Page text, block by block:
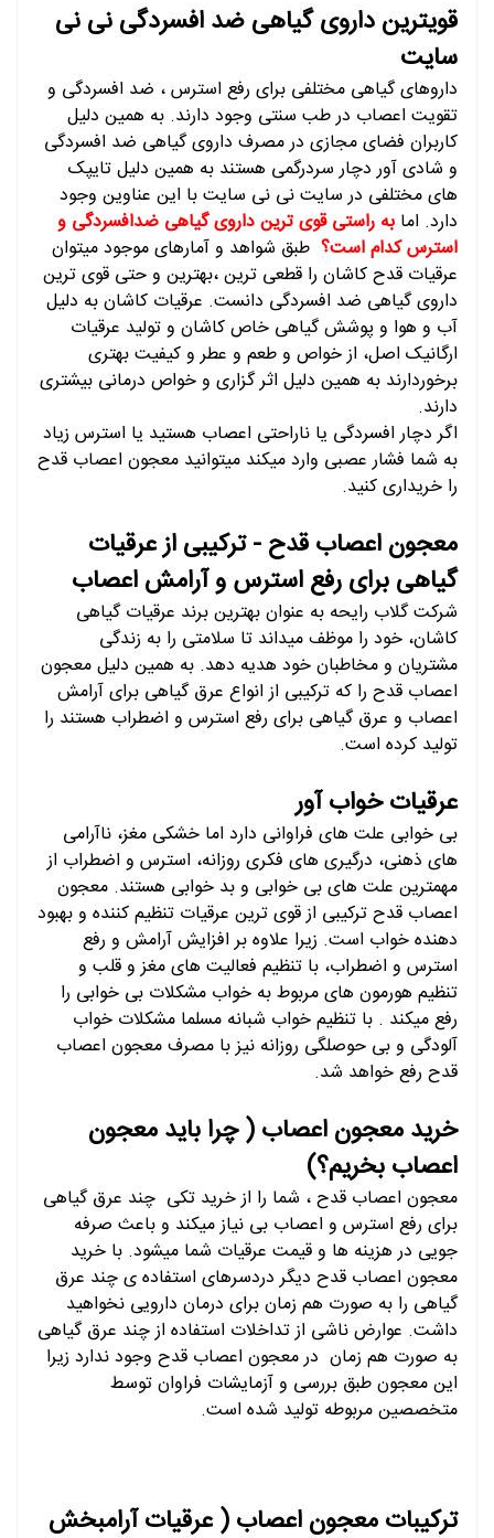
قویترین داروی گیاهی ضد افسردگی نی نی
سایت
داروهای گیاهی مختلفی برای رفع استرس ، ضد افسردگی و
تقویت اعصاب در طب سنتی وجود دارند. به همین دلیل
کاربران فضای مجازی در مصرف داروی گیاهی ضد افسردگی
و شادی آور دچار سردرگمی هستند به همین دلیل تایپک
های مختلفی در سایت نی نی سایت با این عناوین وجود
دارد. اما به راستی قوی ترین داروی گیاهی ضدافسردگی و
استرس کدام است؟ طبق شواهد و آمارهای موجود میتوان
عرقیات قدح کاشان را قطعی ترین ،بهترین و حتی قوی ترین
داروی گیاهی ضد افسردگی دانست. عرقیات کاشان به دلیل
آب و هوا و پوشش گیاهی خاص کاشان و تولید عرقیات
ارگانیک اصل، از خواص و طعم و عطر و کیفیت بهتری
برخوردارند به همین دلیل اثر گزاری و خواص درمانی بیشتری
دارند.
اگر دچار افسردگی یا ناراحتی اعصاب هستید یا استرس زیاد
به شما فشار عصبی وارد میکند میتوانید معجون اعصاب قدح
را خریداری کنید.
معجون اعصاب قدح - ترکیبی از عرقیات
گیاهی برای رفع استرس و آرامش اعصاب
شرکت گلاب رایحه به عنوان بهترین برند عرقیات گیاهی
کاشان، خود را موظف میداند تا سلامتی را به زندگی
مشتریان و مخاطبان خود هدیه دهد. به همین دلیل معجون
اعصاب قدح را که ترکیبی از انواع عرق گیاهی برای آرامش
اعصاب و عرق گیاهی برای رفع استرس و اضطراب هستند را
تولید کرده است.
عرقیات خواب آور
بی خوابی علت های فراوانی دارد اما خشکی مغز، ناآرامی
های ذهنی، درگیری های فکری روزانه، استرس و اضطراب از
مهمترین علت های بی خوابی و بد خوابی هستند. معجون
اعصاب قدح ترکیبی از قوی ترین عرقیات تنظیم کننده و بهبود
دهنده خواب است. زیرا علاوه بر افزایش آرامش و رفع
استرس و اضطراب، با تنظیم فعالیت های مغز و قلب و
تنظیم هورمون های مربوط به خواب مشکلات بی خوابی را
رفع میکند . با تنظیم خواب شبانه مسلما مشکلات خواب
آلودگی و بی حوصلگی روزانه نیز با مصرف معجون اعصاب
قدح رفع خواهد شد.
خرید معجون اعصاب ( چرا باید معجون
اعصاب بخریم؟)
معجون اعصاب قدح ، شما را از خرید تکی چند عرق گیاهی
برای رفع استرس و اعصاب بی نیاز میکند و باعث صرفه
جویی در هزینه ها و قیمت عرقیات شما میشود. با خرید
معجون اعصاب قدح دیگر دردسرهای استفاده ی چند عرق
گیاهی را به صورت هم زمان برای درمان دارویی نخواهید
داشت. عوارض ناشی از تداخلات استفاده از چند عرق گیاهی
به صورت هم زمان در معجون اعصاب قدح وجود ندارد زیرا
این معجون طبق بررسی و آزمایشات فراوان توسط
متخصصین مربوطه تولید شده است.
ترکیبات معجون اعصاب ( عرقیات آرامبخش